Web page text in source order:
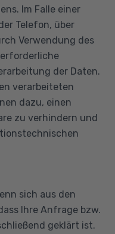
Im Falle einer
Telefon, über
Verwendung des
der Daten.
verarbeiteten
dazu, einen
zu verhindern und
sich aus den
Ihre Anfrage bzw.
geklärt ist.